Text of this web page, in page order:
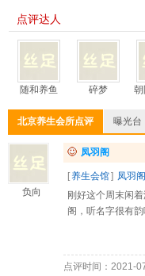
点评达人
随和养鱼 碎梦 朝
北京养生会所点评 曝光台
负向
凤羽阁
[养生会馆] 凤羽阁
刚好这个周末闲
阁，听名字很有
点评时间：2021-